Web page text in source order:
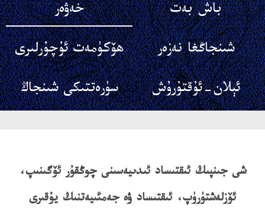
باش بەت
خەۋەر
شىنجاڭغا نەزەر
ھۆكۈمەت ئۇچۇرلىرى
ئېلان-ئۇقتۇرۇش
سۈرەتتىكى شىنجاڭ
شى جىنپىڭ ئىقتىساد ئىدىيەسىنى چوڭقۇر ئۆگىنىپ،
ئۆزلەشتۈرۈپ، ئىقتىساد ۋە جەمئىيەتنىڭ يۇقىرى